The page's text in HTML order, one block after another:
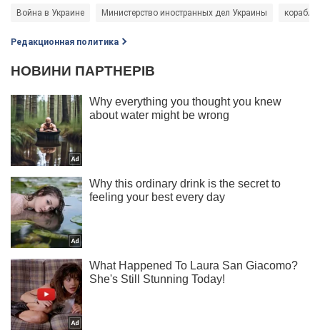
Война в Украине Министерство иностранных дел Украины корабли
Редакционная политика